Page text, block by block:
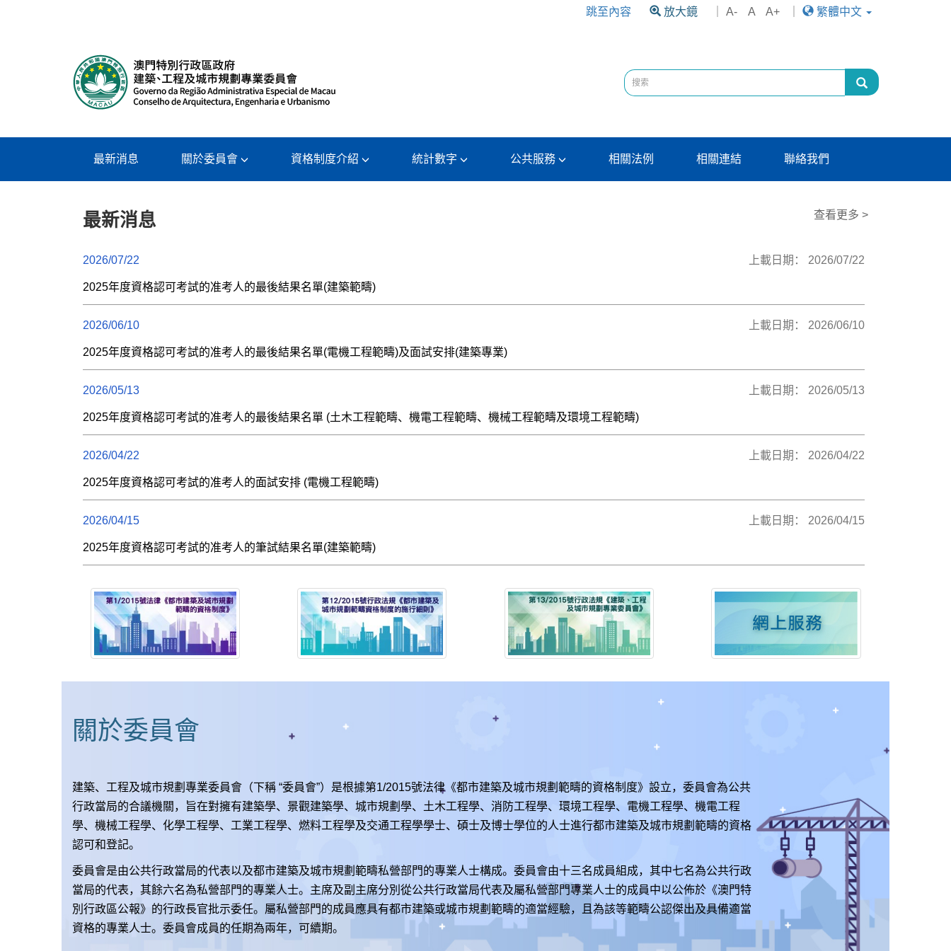
跳至內容 放大鏡 A- A A+ 繁體中文
最新消息 關於委員會 資格制度介紹 統計數字 公共服務 相關法例 相關連結 聯絡我們
最新消息 查看更多 >
2026/07/22 上載日期： 2026/07/22
2025年度資格認可考試的准考人的最後結果名單(建築範疇)
2026/06/10 上載日期： 2026/06/10
2025年度資格認可考試的准考人的最後結果名單(電機工程範疇)及面試安排(建築專業)
2026/05/13 上載日期： 2026/05/13
2025年度資格認可考試的准考人的最後結果名單 (土木工程範疇、機電工程範疇、機械工程範疇及環境工程範疇)
2026/04/22 上載日期： 2026/04/22
2025年度資格認可考試的准考人的面試安排 (電機工程範疇)
2026/04/15 上載日期： 2026/04/15
2025年度資格認可考試的准考人的筆試結果名單(建築範疇)
關於委員會
建築、工程及城市規劃專業委員會（下稱 “委員會”）是根據第1/2015號法律《都市建築及城市規劃範疇的資格制度》設立，委員會為公共
行政當局的合議機關，旨在對擁有建築學、景觀建築學、城市規劃學、土木工程學、消防工程學、環境工程學、電機工程學、機電工程
學、機械工程學、化學工程學、工業工程學、燃料工程學及交通工程學學士、碩士及博士學位的人士進行都市建築及城市規劃範疇的資格
認可和登記。
委員會是由公共行政當局的代表以及都市建築及城市規劃範疇私營部門的專業人士構成。委員會由十三名成員組成，其中七名為公共行政
當局的代表，其餘六名為私營部門的專業人士。主席及副主席分別從公共行政當局代表及屬私營部門專業人士的成員中以公佈於《澳門特
別行政區公報》的行政長官批示委任。屬私營部門的成員應具有都市建築或城市規劃範疇的適當經驗，且為該等範疇公認傑出及具備適當
資格的專業人士。委員會成員的任期為兩年，可續期。